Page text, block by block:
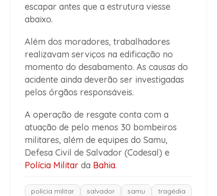
escapar antes que a estrutura viesse
abaixo.
Além dos moradores, trabalhadores
realizavam serviços na edificação no
momento do desabamento. As causas do
acidente ainda deverão ser investigadas
pelos órgãos responsáveis.
A operação de resgate conta com a
atuação de pelo menos 30 bombeiros
militares, além de equipes do Samu,
Defesa Civil de Salvador (Codesal) e
Polícia Militar da Bahia.
polícia militar salvador samu
tragédia